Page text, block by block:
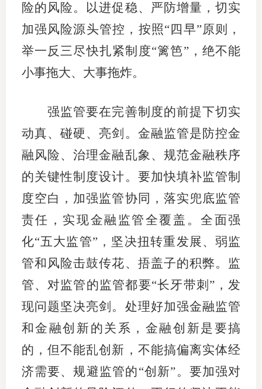
险的风险。以进促稳、严防增量，切实
加强风险源头管控，按照“四早”原则，
举一反三尽快扎紧制度“篱笆”，绝不能
小事拖大、大事拖炸。
强监管要在完善制度的前提下切实
动真、碰硬、亮剑。金融监管是防控金
融风险、治理金融乱象、规范金融秩序
的关键性制度设计。要加快填补监管制
度空白，加强监管协同，落实兜底监管
责任，实现金融监管全覆盖。全面强
化“五大监管”，坚决扭转重发展、弱监
管和风险击鼓传花、捂盖子的积弊。监
管、对监管的监管都要“长牙带刺”，发
现问题坚决亮剑。处理好加强金融监管
和金融创新的关系，金融创新是要搞
的，但不能乱创新，不能搞偏离实体经
济需要、规避监管的“创新”。要加强对